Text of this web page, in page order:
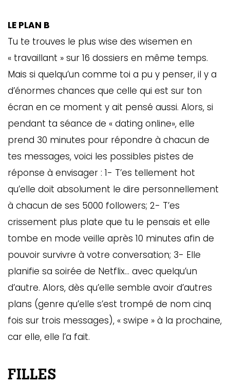
LE PLAN B
Tu te trouves le plus wise des wisemen en
« travaillant » sur 16 dossiers en même temps.
Mais si quelqu’un comme toi a pu y penser, il y a
d’énormes chances que celle qui est sur ton
écran en ce moment y ait pensé aussi. Alors, si
pendant ta séance de « dating online», elle
prend 30 minutes pour répondre à chacun de
tes messages, voici les possibles pistes de
réponse à envisager : 1- T’es tellement hot
qu’elle doit absolument le dire personnellement
à chacun de ses 5000 followers; 2- T’es
crissement plus plate que tu le pensais et elle
tombe en mode veille après 10 minutes afin de
pouvoir survivre à votre conversation; 3- Elle
planifie sa soirée de Netflix… avec quelqu’un
d’autre. Alors, dès qu’elle semble avoir d’autres
plans (genre qu’elle s’est trompé de nom cinq
fois sur trois messages), « swipe » à la prochaine,
car elle, elle l’a fait.
FILLES